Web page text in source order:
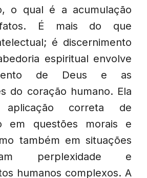
o qual é a acumulação
É mais do que
é discernimento
espiritual envolve
de Deus e as
do coração humano. Ela
correta de
em questões morais e
também em situações
perplexidade e
humanos complexos. A